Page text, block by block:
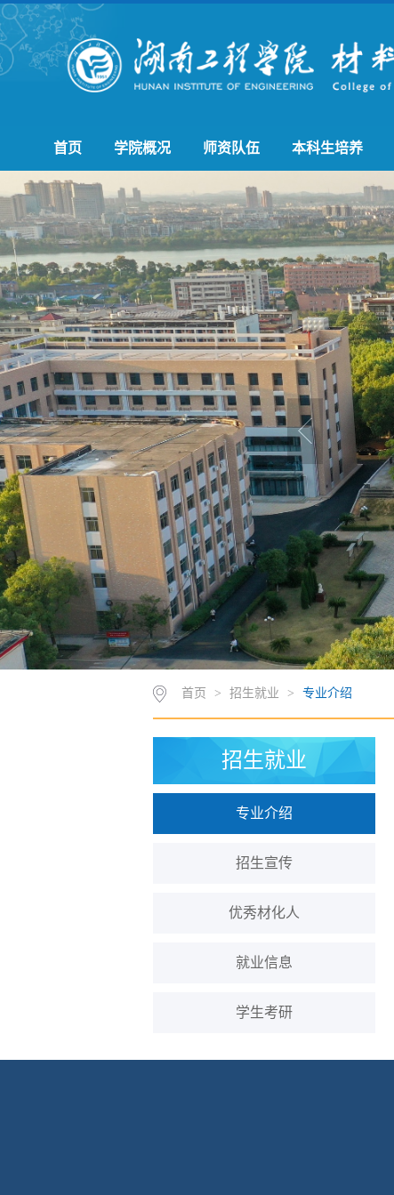
首页 学院概况 师资队伍 本科生培养
首页 > 招生就业 > 专业介绍
招生就业
专业介绍
招生宣传
优秀材化人
就业信息
学生考研